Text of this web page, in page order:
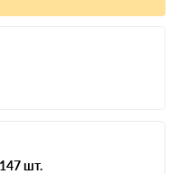
147 шт.